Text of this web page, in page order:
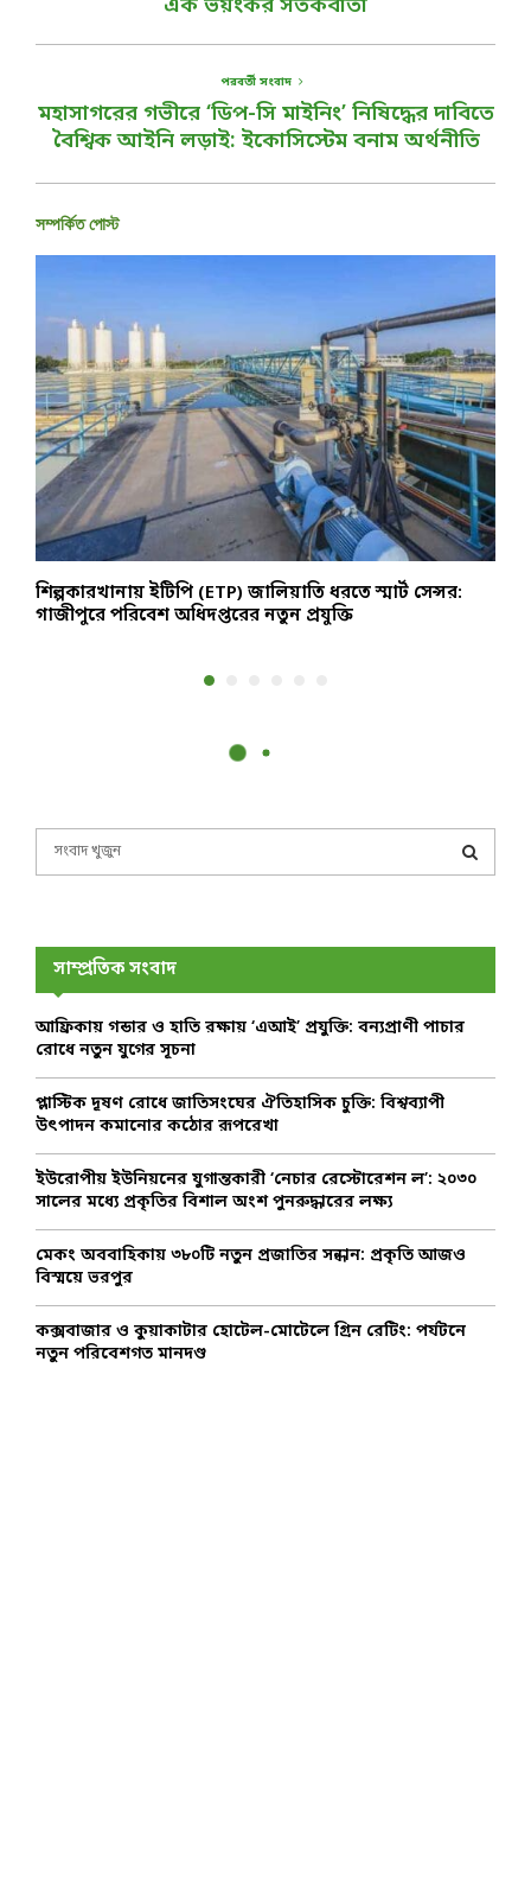
পরবর্তী সংবাদ
মহাসাগরের গভীরে ‘ডিপ-সি মাইনিং’ নিষিদ্ধের দাবিতে
বৈশ্বিক আইনি লড়াই: ইকোসিস্টেম বনাম অর্থনীতি
সম্পর্কিত পোস্ট
শিল্পকারখানায় ইটিপি (ETP) জালিয়াতি ধরতে স্মার্ট সেন্সর:
গাজীপুরে পরিবেশ অধিদপ্তরের নতুন প্রযুক্তি
f
r
E
A
সাম্প্রতিক সংবাদ
আফ্রিকায় গন্ডার ও হাতি রক্ষায় ‘এআই’ প্রযুক্তি: বন্যপ্রাণী পাচার
রোধে নতুন যুগের সূচনা
প্লাস্টিক দূষণ রোধে জাতিসংঘের ঐতিহাসিক চুক্তি: বিশ্বব্যাপী
উৎপাদন কমানোর কঠোর রূপরেখা
ইউরোপীয় ইউনিয়নের যুগান্তকারী ‘নেচার রেস্টোরেশন ল’: ২০৩০
সালের মধ্যে প্রকৃতির বিশাল অংশ পুনরুদ্ধারের লক্ষ্য
মেকং অববাহিকায় ৩৮০টি নতুন প্রজাতির সন্ধান: প্রকৃতি আজও
বিস্ময়ে ভরপুর
কক্সবাজার ও কুয়াকাটার হোটেল-মোটেলে গ্রিন রেটিং: পর্যটনে
নতুন পরিবেশগত মানদণ্ড